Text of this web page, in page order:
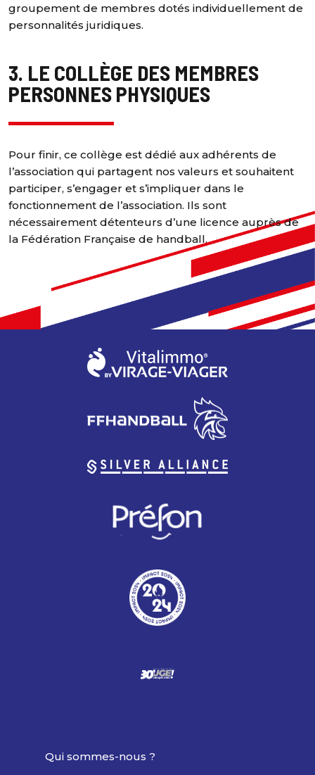
groupement de membres dotés individuellement de
personnalités juridiques.
3. LE COLLÈGE DES MEMBRES
PERSONNES PHYSIQUES
Pour finir, ce collège est dédié aux adhérents de
l’association qui partagent nos valeurs et souhaitent
participer, s’engager et s’impliquer dans le
fonctionnement de l’association. Ils sont
nécessairement détenteurs d’une licence auprès de
la Fédération Française de handball.
Qui sommes-nous ?